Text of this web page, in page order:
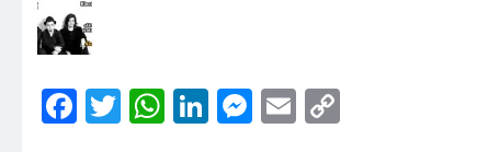
Facebook
Twitter
WhatsApp
LinkedIn
Messenger
Email